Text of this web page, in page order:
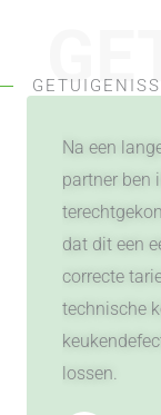
Na een
partner ben
dat dit een
correcte
technische
lossen.